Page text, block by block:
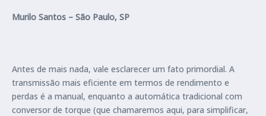
Murilo Santos – São Paulo, SP
Antes de mais nada, vale esclarecer um fato primordial. A
transmissão mais eficiente em termos de rendimento e
perdas é a manual, enquanto a automática tradicional com
conversor de torque (que chamaremos aqui, para simplificar,